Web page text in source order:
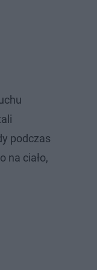
podczas
na ciało,